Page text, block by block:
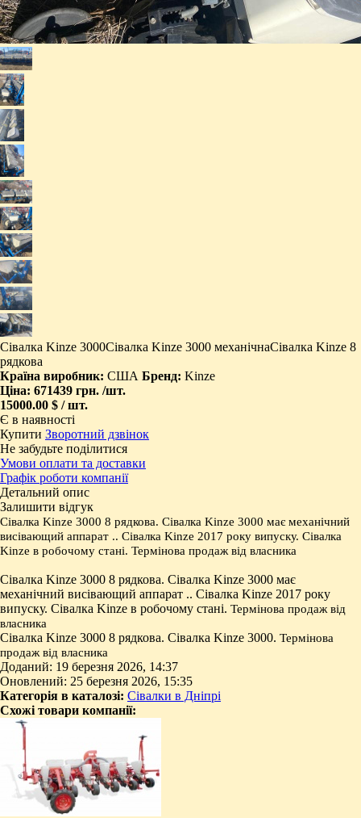
​Сівалка Kinze 3000 ​Сівалка Kinze 3000 механічна ​Сівалка Kinze 8
рядкова
Країна виробник: США Бренд: Kinze
Ціна: 671439 грн. /шт.
15000.00 $ / шт.
Є в наявності
Купити Зворотний дзвінок
Не забудьте поділитися
Умови оплати та доставки
Графік роботи компанії
Детальний опис
Залишити відгук
Сівалка Kinze 3000 8 рядкова. Сівалка Kinze 3000 має механічний
висівающий аппарат .. Сівалка Kinze 2017 року випуску. Сівалка
Kinze в робочому стані. Термінова продаж від власника
Сівалка Kinze 3000 8 рядкова. Сівалка Kinze 3000 має
механічний висівающий аппарат .. Сівалка Kinze 2017 року
випуску. Сівалка Kinze в робочому стані. Термінова продаж від
власника
Сівалка Kinze 3000 8 рядкова. Сівалка Kinze 3000. Термінова
продаж від власника
Доданий: 19 березня 2026, 14:37
Оновлений: 25 березня 2026, 15:35
Категорія в каталозі: Сівалки в Дніпрі
Схожі товари компанії: